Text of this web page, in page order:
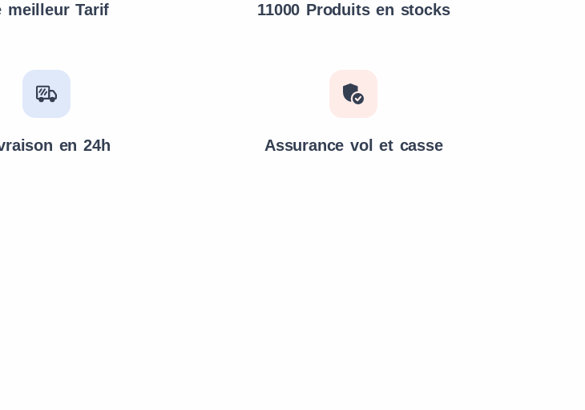
meilleur Tarif 11000 Produits en stocks
en 24h Assurance vol et casse